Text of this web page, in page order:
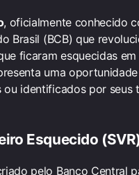
, oficialmente conhecido
Brasil (BCB) que
ficaram esquecidas
uma
identificados por seus
Esquecido
pelo Banco Central